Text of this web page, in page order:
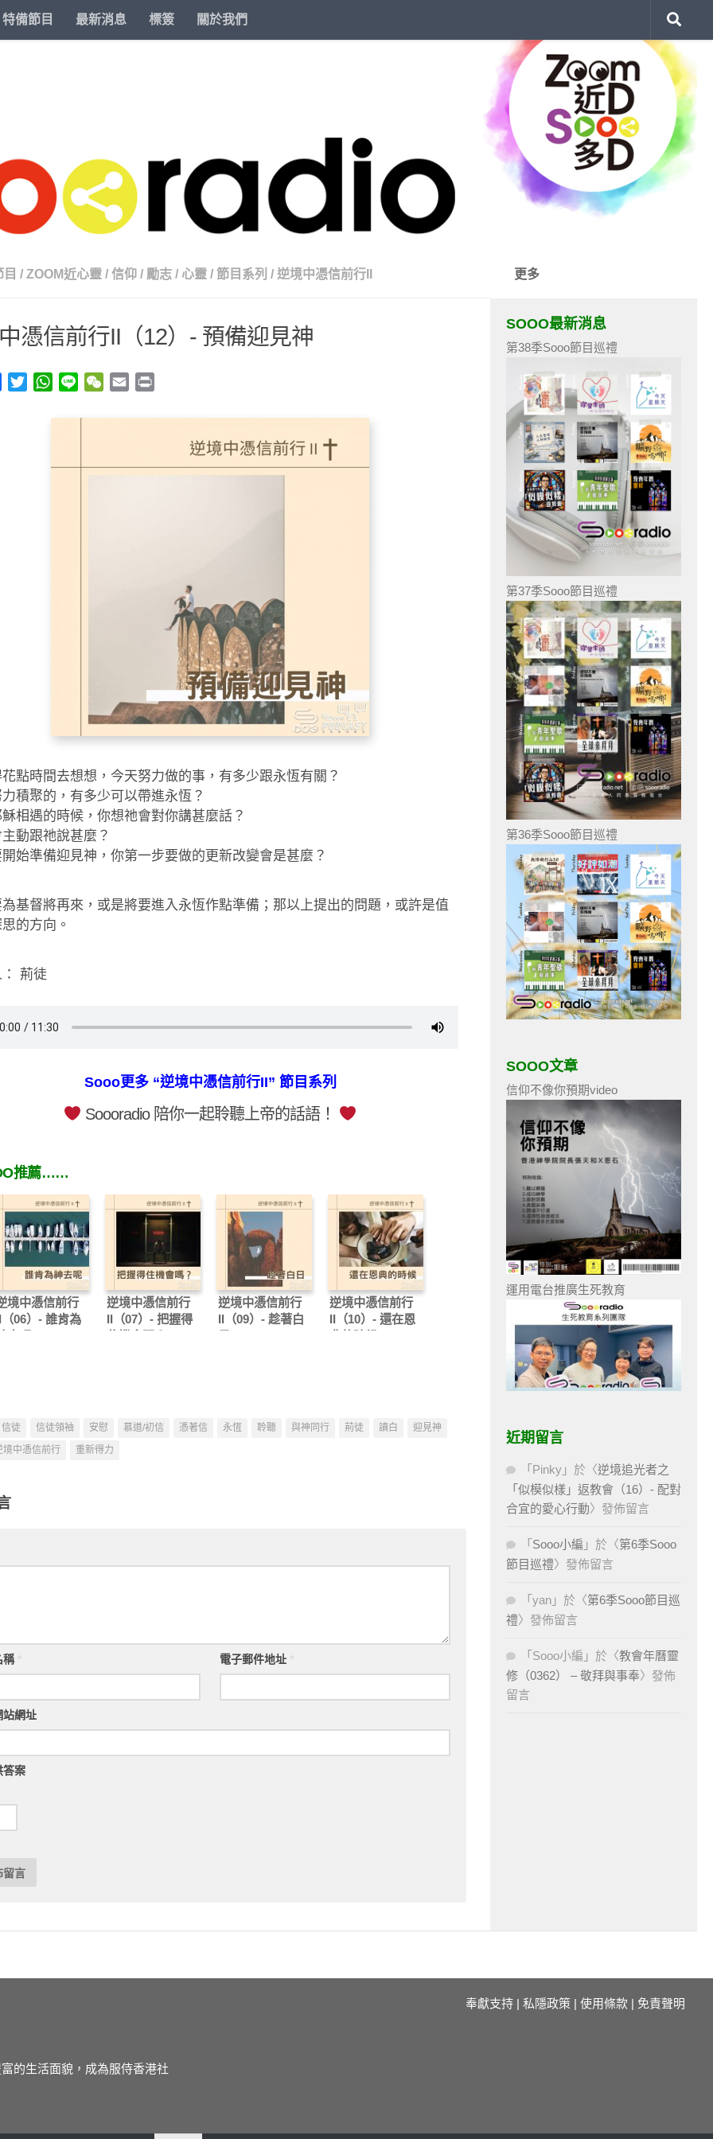
特備節目 最新消息 標簽 關於我們
/ ZOOM近心靈 / 信仰 / 勵志 / 心靈 / 節目系列 / 逆境中憑信前行II
憑信前行II（12）- 預備迎見神
Facebook
TwitterWhatsApp
Line WeChat
Email
點時間去想想，今天努力做的事，有多少跟永恆有關？
積聚的，有多少可以帶進永恆？
相遇的時候，你想祂會對你講甚麼話？
動跟祂說甚麼？
始準備迎見神，你第一步要做的更新改變會是甚麼？
基督將再來，或是將要進入永恆作點準備；那以上提出的問題，或許是值
的方向。
荊徒
Sooo更多 “逆境中憑信前行II” 節目系列
Soooradio 陪你一起聆聽上帝的話語！
推薦……
境中憑信前行
06）- 誰肯為
逆境中憑信前行
II（07）- 把握得
逆境中憑信前行
II（09）- 趁著白
逆境中憑信前行
II（10）- 還在恩
信徒 信徒領袖 安慰 慕道/初信 憑著信 永恆 聆聽 與神同行 荊徒 讀白
迎見神
境中憑信前行
重新得力
稱 電子郵件地址
站網址
答案
更多
SOOO最新消息
第38季Sooo節目巡禮
第37季Sooo節目巡禮
第36季Sooo節目巡禮
SOOO文章
信仰不像你預期video
運用電台推廣生死教育
近期留言
「 Pinky 」於〈逆境追光者之
「似模似樣」返教會（16）- 配對
合宜的愛心行動〉發佈留言
「 Sooo小編 」於〈第6季Sooo
節目巡禮〉發佈留言
「 yan 」於〈第6季Sooo節目巡
禮〉發佈留言
「 Sooo小編 」於〈教會年曆靈
修（0362） – 敬拜與事奉〉發佈
留言
的生活面貌，成為服侍香港社
奉獻支持 | 私隱政策 | 使用條款 | 免責聲明